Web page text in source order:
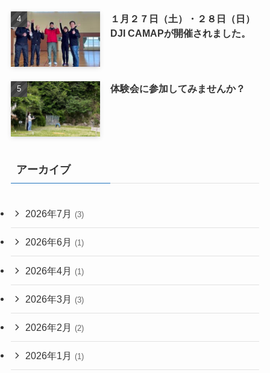
１月２７日（土）・２８日（日）
DJI CAMAPが開催されました。
体験会に参加してみませんか？
アーカイブ
2026年7月 (3)
2026年6月 (1)
2026年4月 (1)
2026年3月 (3)
2026年2月 (2)
2026年1月 (1)